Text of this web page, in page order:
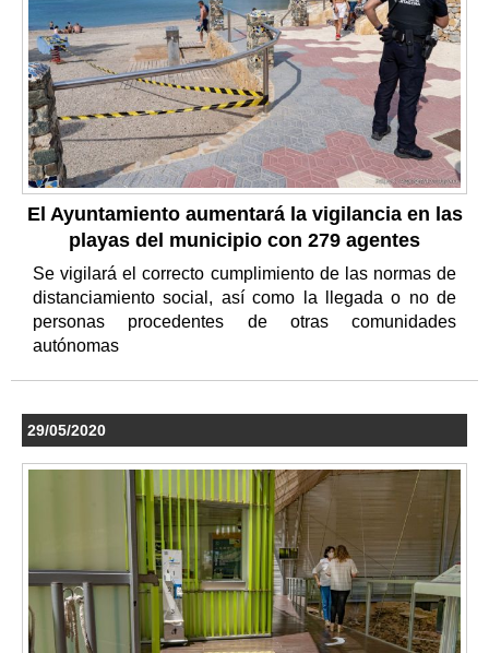
El Ayuntamiento aumentará la vigilancia en las
playas del municipio con 279 agentes
Se vigilará el correcto cumplimiento de las normas de
distanciamiento social, así como la llegada o no de
personas procedentes de otras comunidades
autónomas
29/05/2020